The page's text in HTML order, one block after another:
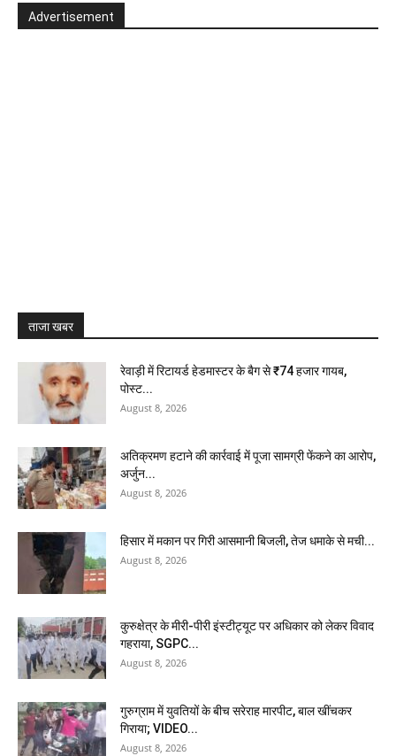
Advertisement
ताजा खबर
रेवाड़ी में रिटायर्ड हेडमास्टर के बैग से ₹74 हजार गायब,
पोस्ट...
August 8, 2026
अतिक्रमण हटाने की कार्रवाई में पूजा सामग्री फेंकने का आरोप,
अर्जुन...
August 8, 2026
हिसार में मकान पर गिरी आसमानी बिजली, तेज धमाके से मची...
August 8, 2026
कुरुक्षेत्र के मीरी-पीरी इंस्टीट्यूट पर अधिकार को लेकर विवाद
गहराया, SGPC...
August 8, 2026
गुरुग्राम में युवतियों के बीच सरेराह मारपीट, बाल खींचकर
गिराया; VIDEO...
August 8, 2026